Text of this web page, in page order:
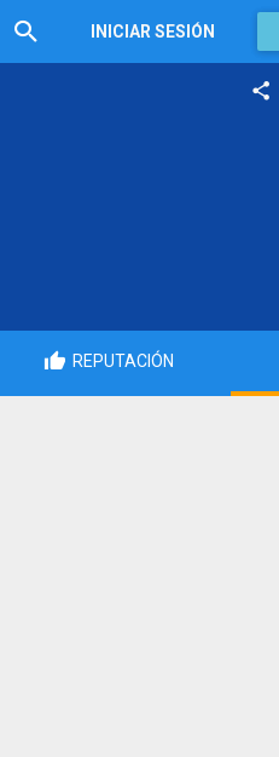
INICIAR SESIÓN
REPUTACIÓN